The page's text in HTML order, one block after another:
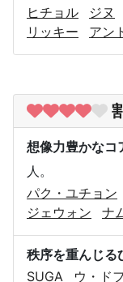
ヒチョル
ジヌ
リッキー
アン
想像力豊かなコ
人。
パク・ユチョン
ジェウォン
ナ
秩序を重んじる
SUGA
ウ・ド